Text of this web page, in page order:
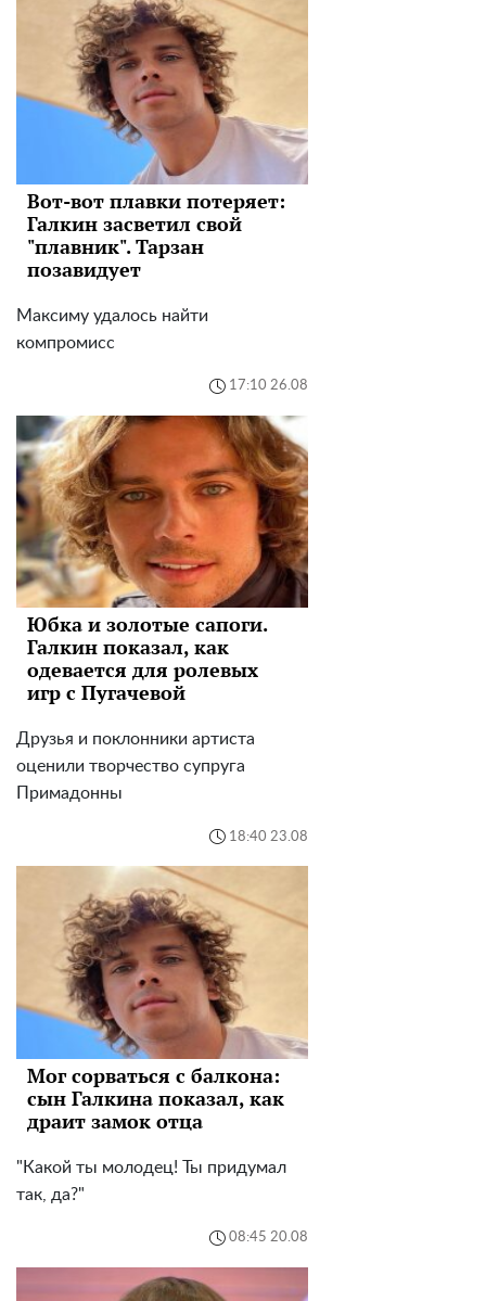
Вот-вот плавки потеряет:
Галкин засветил свой
"плавник". Тарзан
позавидует
Максиму удалось найти
компромисс
17:10 26.08
Юбка и золотые сапоги.
Галкин показал, как
одевается для ролевых
игр с Пугачевой
Друзья и поклонники артиста
оценили творчество супруга
Примадонны
18:40 23.08
Мог сорваться с балкона:
сын Галкина показал, как
драит замок отца
"Какой ты молодец! Ты придумал
так, да?"
08:45 20.08